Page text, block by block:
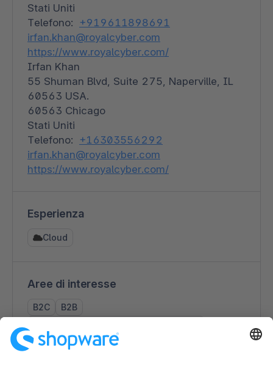
Stati Uniti
Telefono: +919611898691
irfan.khan@royalcyber.com
https://www.royalcyber.com/
Irfan Khan
55 Shuman Blvd, Suite 275, Naperville, IL
60563 USA.
60563 Chicago
Stati Uniti
Telefono: +16303556292
irfan.khan@royalcyber.com
https://www.royalcyber.com/
Esperienza
Cloud
Aree di interesse
B2C
B2B
Sviluppo di interfaccia